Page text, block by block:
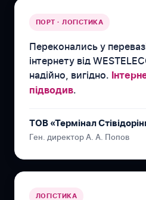
ПОРТ · ЛОГІСТИКА
Переконались у
інтернету від
надійно, вигідно.
підводив.
ТОВ «Термінал
Ген. директор А. А. Попов
ЛОГІСТИКА